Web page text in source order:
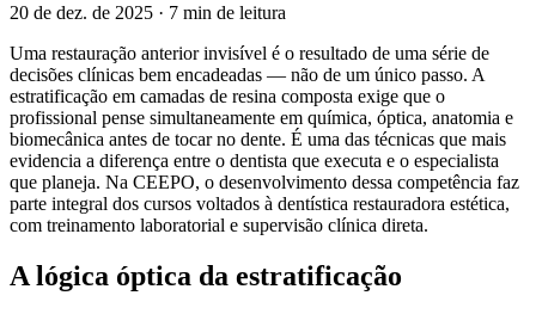
20 de dez. de 2025 · 7 min de leitura
Uma restauração anterior invisível é o resultado de uma série de
decisões clínicas bem encadeadas — não de um único passo. A
estratificação em camadas de resina composta exige que o
profissional pense simultaneamente em química, óptica, anatomia e
biomecânica antes de tocar no dente. É uma das técnicas que mais
evidencia a diferença entre o dentista que executa e o especialista
que planeja. Na CEEPO, o desenvolvimento dessa competência faz
parte integral dos cursos voltados à dentística restauradora estética,
com treinamento laboratorial e supervisão clínica direta.
A lógica óptica da estratificação